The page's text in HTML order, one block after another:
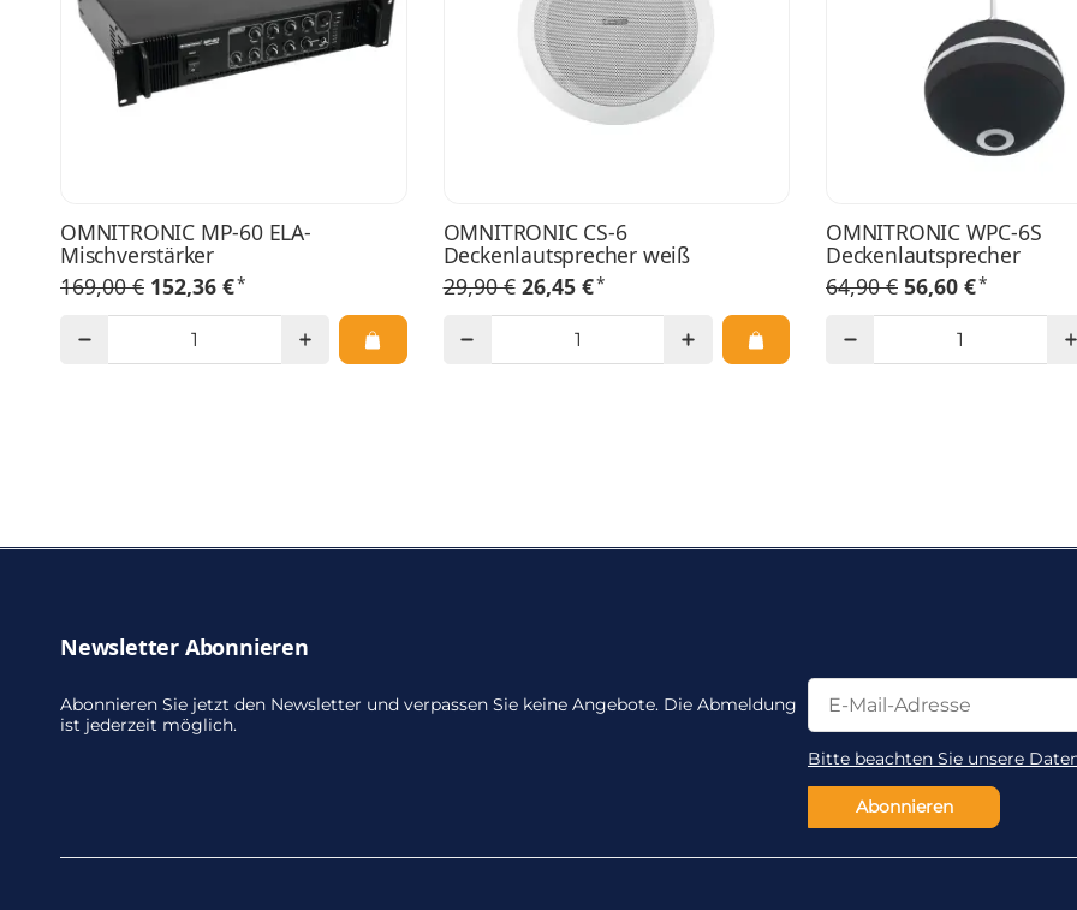
OMNITRONIC MP-60 ELA-
Mischverstärker
169,00 € 152,36 €*
OMNITRONIC CS-6
Deckenlautsprecher weiß
29,90 € 26,45 €*
OMNITRONIC WPC-6S
Deckenlautsprecher
64,90 € 56,60 €*
Newsletter Abonnieren
Abonnieren Sie jetzt den Newsletter und verpassen Sie keine Angebote. Die Abmeldung
ist jederzeit möglich.
Newsletter Abonnieren
Newsletter Abonnieren
Bitte beachten Sie unsere
Abonnieren